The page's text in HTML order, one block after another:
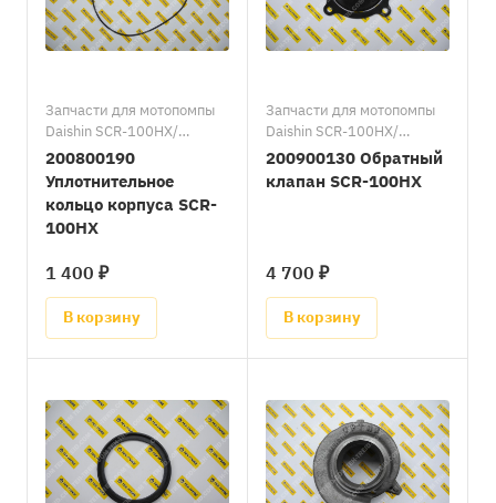
Запчасти для мотопомпы
Daishin SCR-100HX/
Запасные части к
мотопомпам Daishin
200800190
Уплотнительное
кольцо корпуса SCR-
100HX
1 400 ₽
В корзину
Запчасти для мотопомпы
Daishin SCR-100HX/
Запасные части к
мотопомпам Daishin
200900130 Обратный
клапан SCR-100HX
4 700 ₽
В корзину